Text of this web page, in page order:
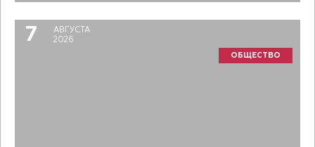
7
АВГУСТА
2026
ОБЩЕСТВО